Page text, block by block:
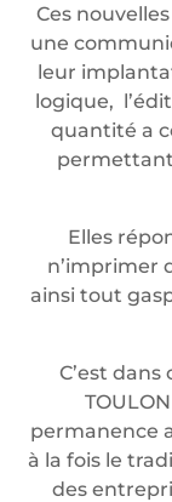
Ces
une
leur
logique,
quantité a
Elles
n’imprimer
ainsi tout
C’est
permanence
à la fois le
des